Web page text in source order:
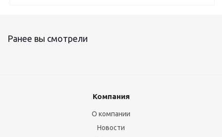
Ранее вы смотрели
Компания
О компании
Новости